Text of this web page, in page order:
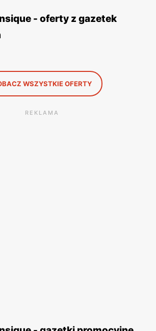
- oferty z gazetek
WSZYSTKIE OFERTY
REKLAMA